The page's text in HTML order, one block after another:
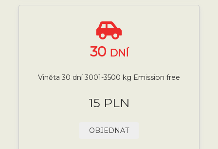
30 DNÍ
Viněta 30 dní 3001-3500 kg Emission free
15 PLN
OBJEDNAT